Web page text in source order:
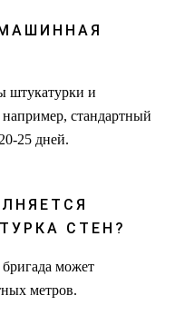
штукатурки и
стандартный
25 дней.
СТЕН?
может
метров.